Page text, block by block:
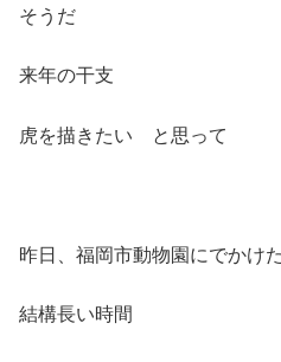
そうだ
来年の干支
虎を描きたい と思って
昨日、福岡市動物園にでかけた
結構長い時間